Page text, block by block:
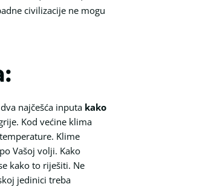
civilizacije ne mogu
najčešća inputa kako
Kod većine klima
Klime
Vašoj volji. Kako
kako to riješiti. Ne
jedinici treba